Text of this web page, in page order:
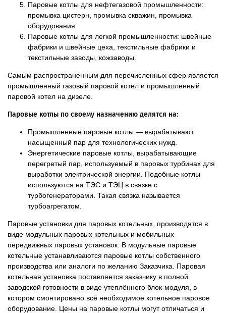
Паровые котлы для нефтегазовой промышленности:
промывка цистерн, промывка скважин, промывка
оборудования.
Паровые котлы для легкой промышленности: швейные
фабрики и швейные цеха, текстильные фабрики и
текстильные заводы, кожзаводы.
Самым распространенным для перечисленных сфер является
промышленный газовый паровой котел и промышленный
паровой котел на дизеле.
Паровые котлы по своему назначению делятся на:
Промышленные паровые котлы — вырабатывают
насыщенный пар для технологических нужд.
Энергетические паровые котлы, вырабатывающие
перегретый пар, используемый в паровых турбинах для
выработки электрической энергии. Подобные котлы
используются на ТЭС и ТЭЦ в связке с
турбогенераторами. Такая связка называется
турбоагрегатом.
Паровые установки для паровых котельных, производятся в
виде модульных паровых котельных и мобильных
передвижных паровых установок. В модульные паровые
котельные устанавливаются паровые котлы собственного
производства или аналоги по желанию Заказчика. Паровая
котельная установка поставляется заказчику в полной
заводской готовности в виде утеплённого блок-модуля, в
котором смонтировано всё необходимое котельное паровое
оборудование. Цены на паровые котлы могут отличаться и